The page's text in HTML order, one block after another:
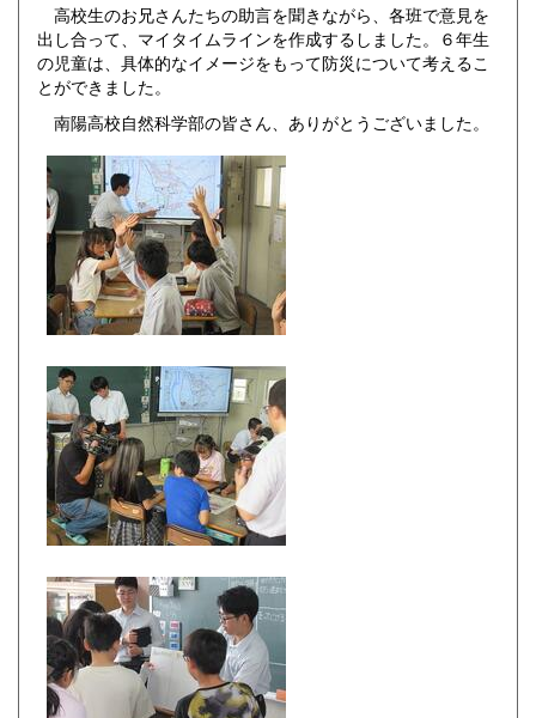
高校生のお兄さんたちの助言を聞きながら、各班で意見を
出し合って、マイタイムラインを作成するしました。６年生
の児童は、具体的なイメージをもって防災について考えるこ
とができました。
南陽高校自然科学部の皆さん、ありがとうございました。